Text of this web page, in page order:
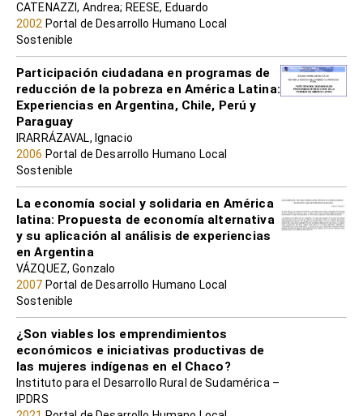
CATENAZZI, Andrea; REESE, Eduardo
2002 Portal de Desarrollo Humano Local
Sostenible
Participación ciudadana en programas de
reducción de la pobreza en América Latina:
Experiencias en Argentina, Chile, Perú y
Paraguay
IRARRÁZAVAL, Ignacio
2006 Portal de Desarrollo Humano Local
Sostenible
La economía social y solidaria en América
latina: Propuesta de economía alternativa
y su aplicación al análisis de experiencias
en Argentina
VÁZQUEZ, Gonzalo
2007 Portal de Desarrollo Humano Local
Sostenible
¿Son viables los emprendimientos
económicos e iniciativas productivas de
las mujeres indígenas en el Chaco?
Instituto para el Desarrollo Rural de Sudamérica –
IPDRS